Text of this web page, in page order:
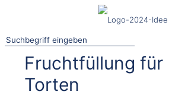
Fruchtfüllung für
Torten